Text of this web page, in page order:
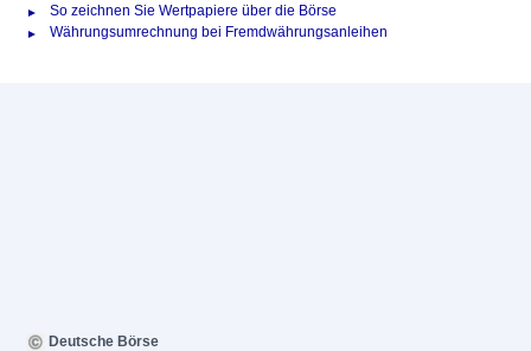
So zeichnen Sie Wertpapiere über die Börse
Währungsumrechnung bei Fremdwährungsanleihen
Deutsche Börse